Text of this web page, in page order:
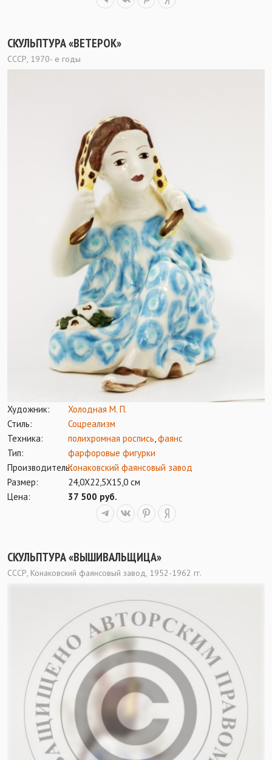
СКУЛЬПТУРА «ВЕТЕРОК»
СССР, 1970- е годы
Художник:
Холодная М. П.
Стиль:
Соцреализм
Техника:
полихромная роспись,фаянс
Тип:
фарфоровые фигурки
Производитель:Конаковский фаянсовый завод
Размер:
24,0Х22,5Х15,0 см
Цена:
37 500 руб.
СКУЛЬПТУРА «ВЫШИВАЛЬЩИЦА»
СССР, Конаковский фаянсовый завод, 1952-1962 гг.